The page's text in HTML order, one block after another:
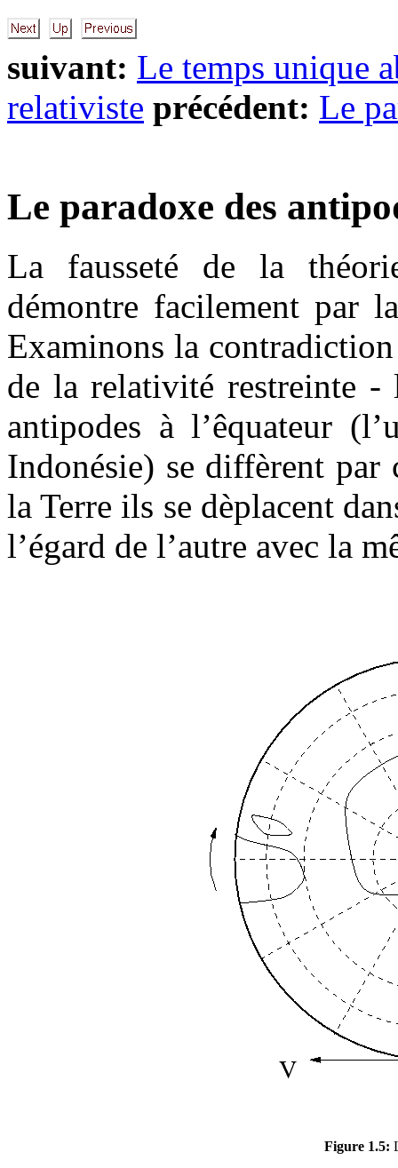
suivant: Le temps unique
relativiste précédent: Le
Le paradoxe des
La fausseté de la
démontre facilement par
Examinons la
de la relativité restreinte -
antipodes à l’êquateur
Indonésie) se diffèrent par
la Terre ils se dèplacent
l’égard de l’autre avec la
Figure 1.5: